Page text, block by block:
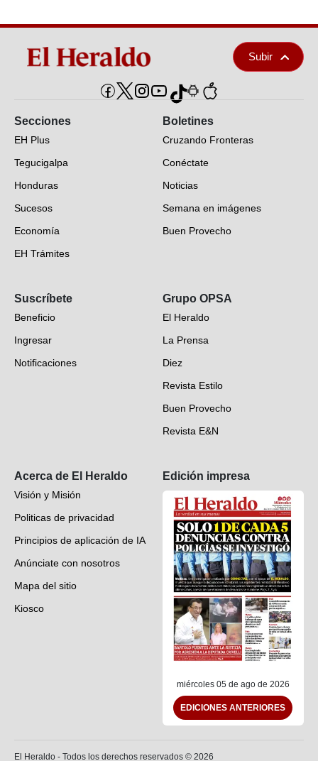
Subir
Secciones
EH Plus
Tegucigalpa
Honduras
Sucesos
Economía
EH Trámites
EH Verifica
Fotogalerías
Deportes
Videos
Boletines
Cruzando Fronteras
Conéctate
Noticias
Semana en imágenes
Buen Provecho
Suscríbete
Beneficio
Ingresar
Notificaciones
Grupo OPSA
El Heraldo
La Prensa
Diez
Revista Estilo
Buen Provecho
Revista E&N
Acerca de El Heraldo
Visión y Misión
Politicas de privacidad
Principios de aplicación de IA
Anúnciate con nosotros
Mapa del sitio
Kiosco
Edición impresa
miércoles 05 de ago de 2026
EDICIONES ANTERIORES
El Heraldo - Todos los derechos reservados © 2026